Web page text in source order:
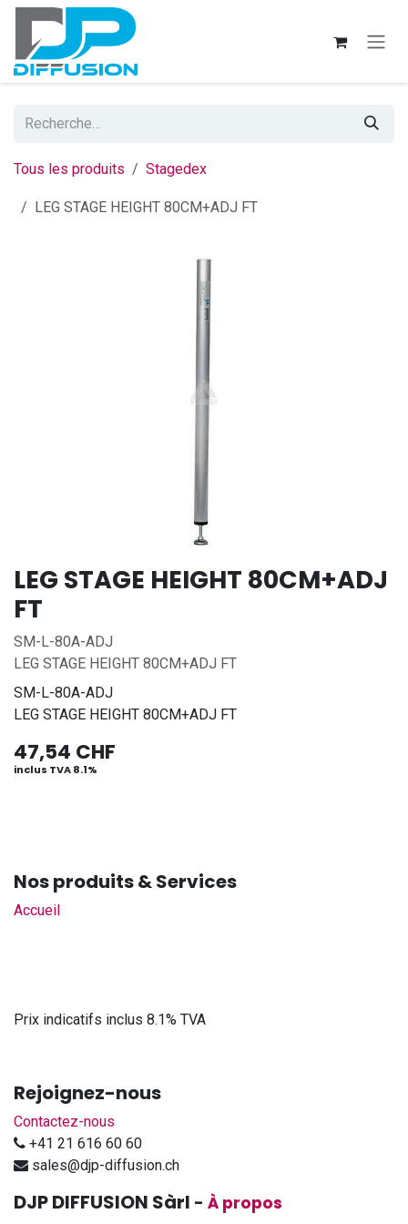
Se rendre au contenu
Tous les produits Stagedex
LEG STAGE HEIGHT 80CM+ADJ FT
LEG STAGE HEIGHT 80CM+ADJ
FT
SM-L-80A-ADJ
LEG STAGE HEIGHT 80CM+ADJ FT
SM-L-80A-ADJ
LEG STAGE HEIGHT 80CM+ADJ FT
47,54 CHF
inclus TVA 8.1%
Nos produits & Services
Accueil
Prix indicatifs inclus 8.1% TVA
Rejoignez-nous
Contactez-nous
+41 21 616 60 60
sales@djp-diffusion.ch
DJP DIFFUSION Sàrl - À propos